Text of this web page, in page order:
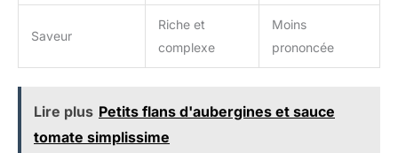
Saveur
Riche et
complexe
Moins
prononcée
Lire plus Petits flans d'aubergines et sauce
tomate simplissime